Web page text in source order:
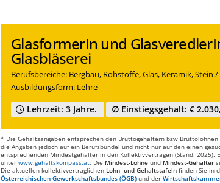
GlasformerIn und
Glasbläserei
Berufsbereiche: Bergbau, Rohstoffe, Glas, Keramik,
Ausbildungsform: Lehre
Lehrzeit: 3 Jahre. ∅ Einstiegsgehalt: €
* Die Gehaltsangaben entsprechen den Bruttogehältern bzw
die Angaben jedoch auf ein Berufsbündel und nicht nur auf den einen
entsprechenden Mindestgehälter in den Kollektivverträgen (Stand: 2025).
unter www.gehaltskompass.at. Die Mindest-Löhne und Mindest-Gehälter
Die aktuellen kollektivvertraglichen Lohn- und Gehaltstafeln finden Sie in
Österreichischen Gewerkschaftsbundes (ÖGB) und der